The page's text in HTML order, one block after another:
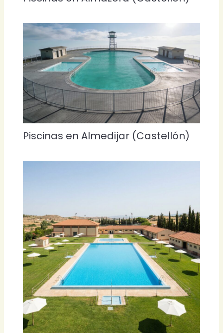
Piscinas en Almedijar (Castellón)